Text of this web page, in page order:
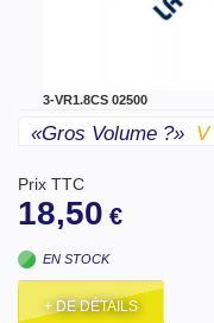
3-VR1.8CS 02500
«gros Volume ?» V
Prix TTC
18,50 €
EN STOCK
+ DE DÉTAILS